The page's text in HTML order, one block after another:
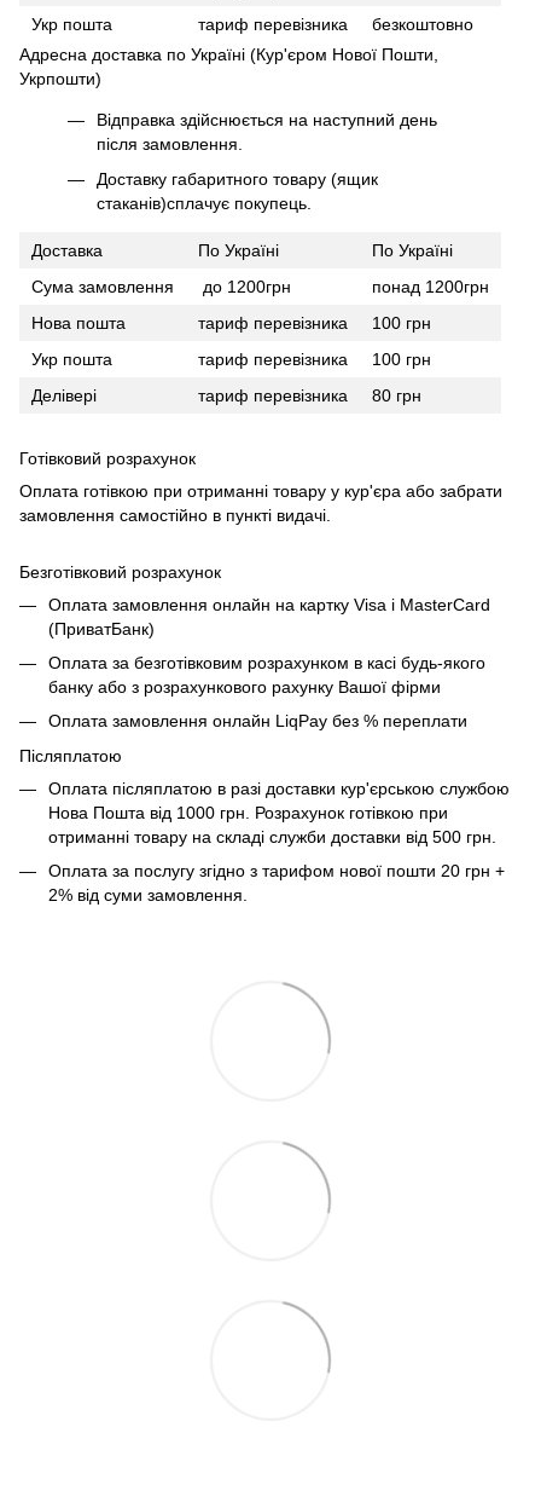
Укр пошта
тариф перевізника
безкоштовно
Адресна доставка по Україні (Кур'єром Нової Пошти,
Укрпошти)
Відправка здійснюється на наступний день
після замовлення.
Доставку габаритного товару (ящик
стаканів)сплачує покупець.
Доставка По Україні
По Україні
Сума замовлення
до 1200грн
понад 1200грн
Нова пошта
тариф перевізника
100 грн
Укр пошта
тариф перевізника
100 грн
Делівері
тариф перевізника 80 грн
Готівковий розрахунок
Оплата готівкою при отриманні товару у кур'єра або забрати
замовлення самостійно в пункті видачі.
Безготівковий розрахунок
Оплата замовлення онлайн на картку Visa і MasterCard
(ПриватБанк)
Оплата за безготівковим розрахунком в касі будь-якого
банку або з розрахункового рахунку Вашої фірми
Оплата замовлення онлайн LiqPay без % переплати
Післяплатою
Оплата післяплатою в разі доставки кур'єрською службою
Нова Пошта від 1000 грн. Розрахунок готівкою при
отриманні товару на складі служби доставки від 500 грн.
Оплата за послугу згідно з тарифом нової пошти 20 грн +
2% від суми замовлення.